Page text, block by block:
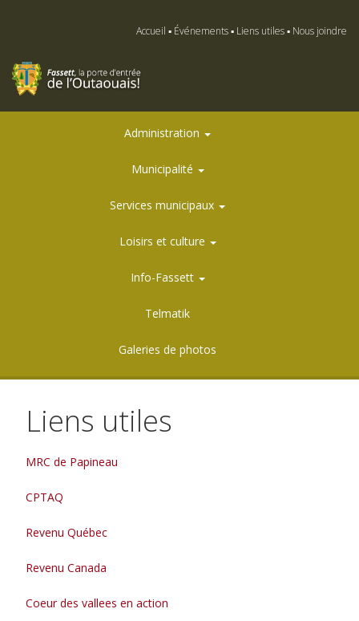
Accueil Événements Liens utiles Nous joindre
Administration
Municipalité
Services municipaux
Loisirs et culture
Info-Fassett
Telmatik
Galeries de photos
Liens utiles
MRC de Papineau
CPTAQ
Revenu Québec
Revenu Canada
Coeur des vallees en action